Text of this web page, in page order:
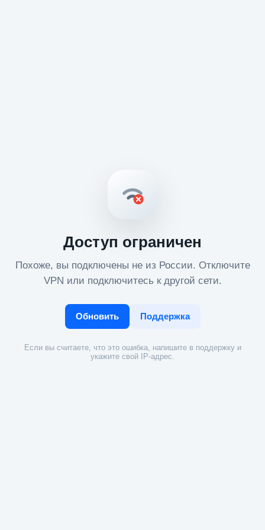
Доступ ограничен
Похоже, вы подключены не из России. Отключите
VPN или подключитесь к другой сети.
Обновить Поддержка
Если вы считаете, что это ошибка, напишите в поддержку и
укажите свой IP-адрес.